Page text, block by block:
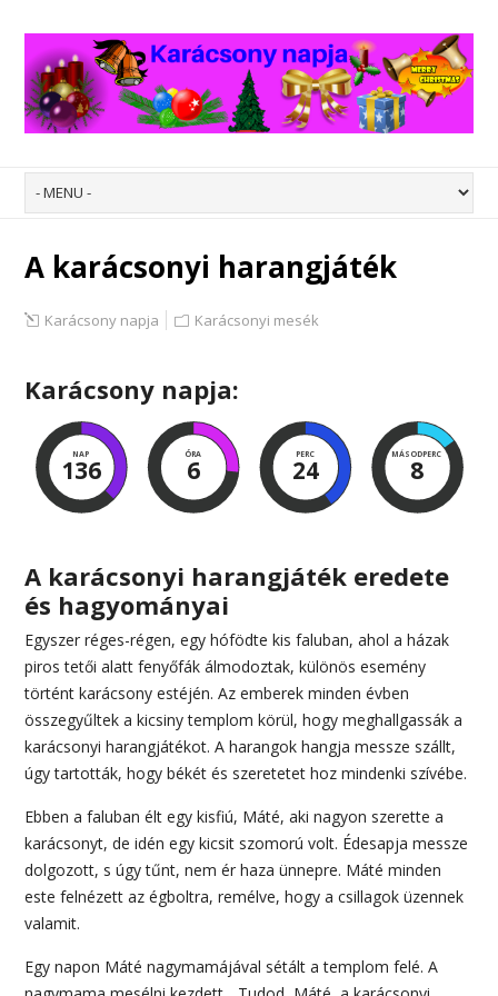
A karácsonyi harangjáték
Karácsony napja Karácsonyi mesék
Karácsony napja:
NAP
136
ÓRA
6
PERC
24
MÁSODPERC
8
A karácsonyi harangjáték eredete
és hagyományai
Egyszer réges-régen, egy hófödte kis faluban, ahol a házak
piros tetői alatt fenyőfák álmodoztak, különös esemény
történt karácsony estéjén. Az emberek minden évben
összegyűltek a kicsiny templom körül, hogy meghallgassák a
karácsonyi harangjátékot. A harangok hangja messze szállt,
úgy tartották, hogy békét és szeretetet hoz mindenki szívébe.
Ebben a faluban élt egy kisfiú, Máté, aki nagyon szerette a
karácsonyt, de idén egy kicsit szomorú volt. Édesapja messze
dolgozott, s úgy tűnt, nem ér haza ünnepre. Máté minden
este felnézett az égboltra, remélve, hogy a csillagok üzennek
valamit.
Egy napon Máté nagymamájával sétált a templom felé. A